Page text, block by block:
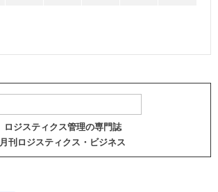
ロジスティクス管理の専門誌
月刊ロジスティクス・ビジネス